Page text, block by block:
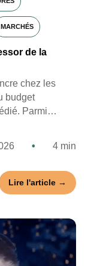
MARCHÉS
de la
chez les
budget
Parmi…
• 4 min
Lire l'article →